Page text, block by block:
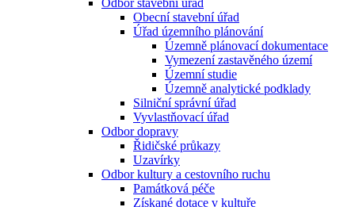
Odbor stavební úřad
Obecní stavební úřad
Úřad územního plánování
Územně plánovací dokumentace
Vymezení zastavěného území
Územní studie
Územně analytické podklady
Silniční správní úřad
Vyvlastňovací úřad
Odbor dopravy
Řidičské průkazy
Uzavírky
Odbor kultury a cestovního ruchu
Památková péče
Získané dotace v kultuře